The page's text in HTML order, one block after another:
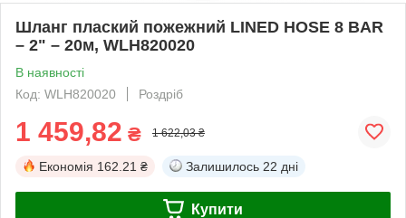
Шланг плаский пожежний LINED HOSE 8 BAR
– 2" – 20м, WLH820020
В наявності
Код: WLH820020
Роздріб
1 459,82 ₴ 1 622,03 ₴
Економія 162.21 ₴ Залишилось 22 дні
Купити